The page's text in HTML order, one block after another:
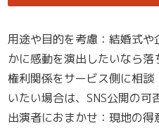
用途や目的を考慮：結婚式
かに感動を演出したいなら落
権利関係をサービス側に相
いたい場合は、SNS公開の可
出演者におまかせ：現地の